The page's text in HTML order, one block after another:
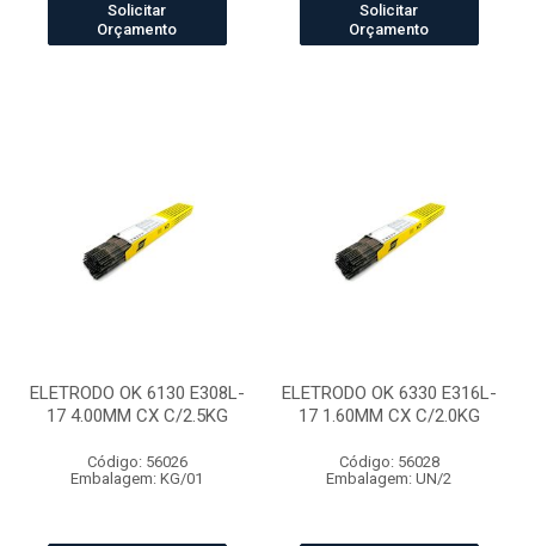
Solicitar
Orçamento
Solicitar
Orçamento
ELETRODO OK 6130 E308L-
17 4.00MM CX C/2.5KG
Código: 56026
Embalagem: KG/01
ELETRODO OK 6330 E316L-
17 1.60MM CX C/2.0KG
Código: 56028
Embalagem: UN/2